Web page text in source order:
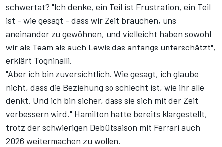
schwertat? "Ich denke, ein Teil ist Frustration, ein Teil
ist - wie gesagt - dass wir Zeit brauchen, uns
aneinander zu gewöhnen, und vielleicht haben sowohl
wir als Team als auch Lewis das anfangs unterschätzt",
erklärt Togninalli.
"Aber ich bin zuversichtlich. Wie gesagt, ich glaube
nicht, dass die Beziehung so schlecht ist, wie ihr alle
denkt. Und ich bin sicher, dass sie sich mit der Zeit
verbessern wird." Hamilton hatte bereits klargestellt,
trotz der schwierigen Debütsaison mit Ferrari auch
2026 weitermachen zu wollen.